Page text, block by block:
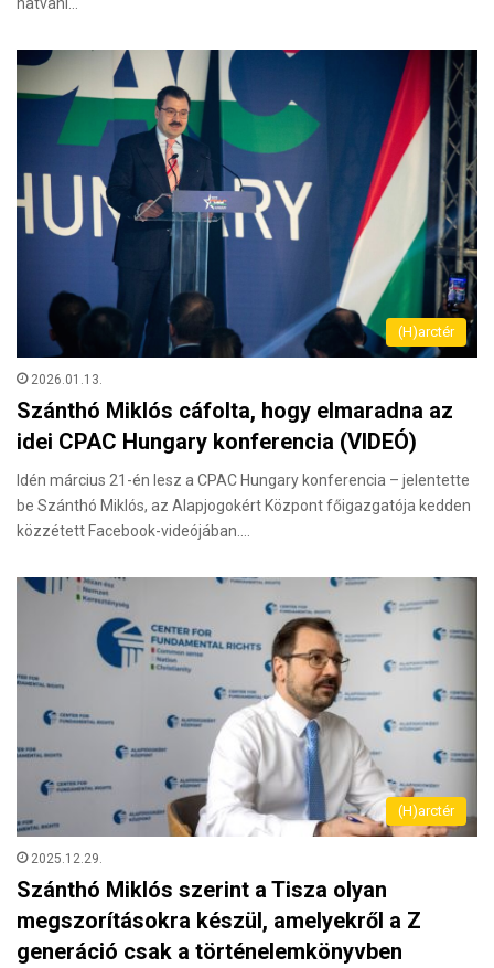
(H)arctér
2026.01.13.
Szánthó Miklós cáfolta, hogy elmaradna az
idei CPAC Hungary konferencia (VIDEÓ)
Idén március 21-én lesz a CPAC Hungary konferencia – jelentette
be Szánthó Miklós, az Alapjogokért Központ főigazgatója kedden
közzétett Facebook-videójában.…
(H)arctér
2025.12.29.
Szánthó Miklós szerint a Tisza olyan
megszorításokra készül, amelyekről a Z
generáció csak a történelemkönyvben